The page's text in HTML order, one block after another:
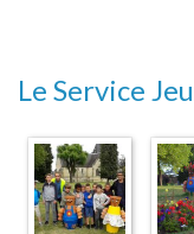
Le Service